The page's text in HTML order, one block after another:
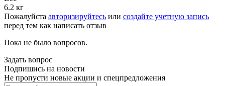
6.2 кг
Пожалуйста авторизируйтесь или создайте учетную запись
перед тем как написать отзыв
Пока не было вопросов.
Задать вопрос
Подпишись на новости
Не пропусти новые акции и спецпредложения